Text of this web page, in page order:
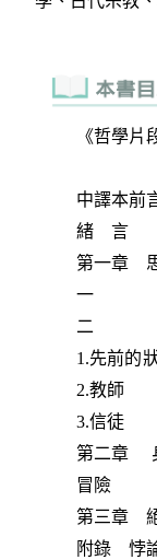
《哲學
中譯本前
緒 言
第一章
一
二
1.先前的
2.教師
3.信徒
第二章
冒險
第三章
附錄 悖